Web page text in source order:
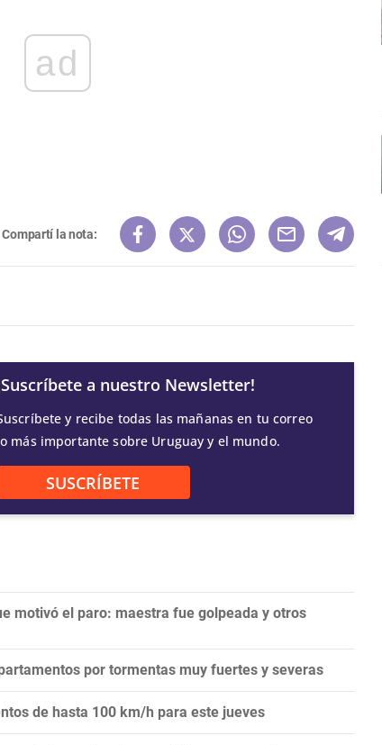
ad
Compartí la nota:
a nuestro Newsletter!
y recibe todas las mañanas en tu correo
más importante sobre Uruguay y el mundo.
SUSCRÍBETE
motivó el paro: maestra fue golpeada y otros
por tormentas muy fuertes y severas
de hasta 100 km/h para este jueves